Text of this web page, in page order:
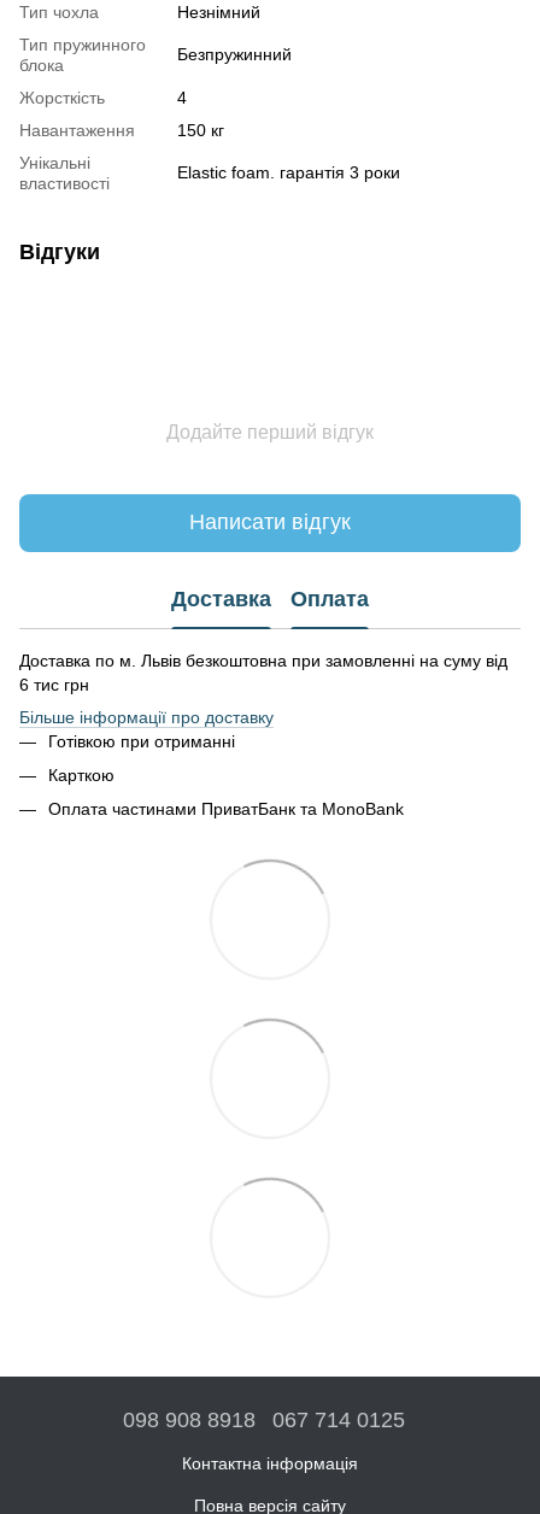
Тип чохла
Незнімний
Тип пружинного
блока
Безпружинний
Жорсткість
4
Навантаження
150 кг
Унікальні
властивості
Elastic foam. гарантія 3 роки
Відгуки
Додайте перший відгук
Написати відгук
Доставка Оплата
Доставка по м. Львів безкоштовна при замовленні на суму від
6 тис грн
Більше інформації про доставку
Готівкою при отриманні
Карткою
Оплата частинами ПриватБанк та MonoBank
098 908 8918 067 714 0125
Контактна інформація
Повна версія сайту